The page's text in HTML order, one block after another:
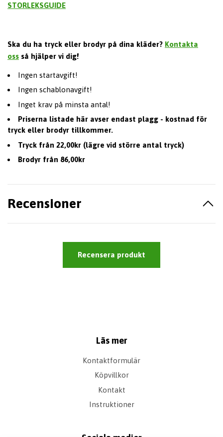
STORLEKSGUIDE
Ska du ha tryck eller brodyr på dina kläder? Kontakta
oss så hjälper vi dig!
Ingen startavgift!
Ingen schablonavgift!
Inget krav på minsta antal!
Priserna listade här avser endast plagg - kostnad för
tryck eller brodyr tillkommer.
Tryck från 22,00kr (lägre vid större antal tryck)
Brodyr från 86,00kr
Recensioner
Recensera produkt
Läs mer
Kontaktformulär
Köpvillkor
Kontakt
Instruktioner